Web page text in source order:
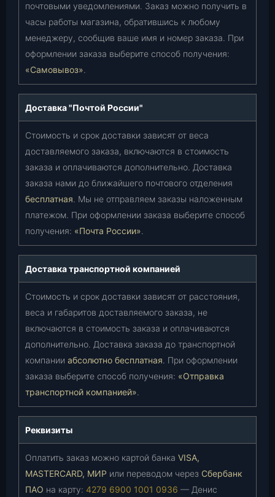
почтовыми уведомлениями. Заказ можно получить в
часы работы магазина, обратившись к любому
менеджеру, сообщив ваше имя и номер заказа. При
оформлении заказа выберите способ получения:
«Самовывоз».
Доставка "Почтой России"
Стоимость и срок доставки зависят от веса
доставляемого заказа, включаются в стоимость
заказа и оплачиваются дополнительно. Доставка
заказа нами до ближайшего почтового отделения
бесплатная. Мы не отправляем заказы наложенным
платежом. При оформлении заказа выберите способ
получения: «Почта России».
Доставка транспортной компанией
Стоимость и срок доставки зависят от расстояния,
веса и габаритов доставляемого заказа, не
включаются в стоимость заказа и оплачиваются
дополнительно. Доставка заказа до транспортной
компании абсолютно бесплатная. При оформлении
заказа выберите способ получения: «Отправка
транспортной компанией».
Реквизиты
Оплатить заказ можно картой банка VISA,
MASTERCARD, МИР или переводом через Сбербанк
ПАО на карту: 4279 6900 1001 0936 — Денис